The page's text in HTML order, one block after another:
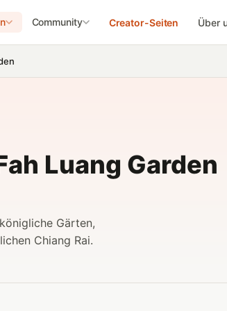
Community Creator-Seiten Über
Luang Garden
Gärten,
Chiang Rai.